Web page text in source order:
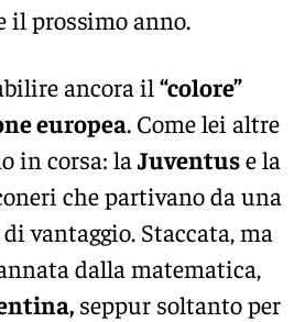
il prossimo anno.
ancora il “colore”
europea. Come lei altre
in corsa: la Juventuse la
che partivano da una
vantaggio. Staccata, ma
dalla matematica,
seppur soltanto per